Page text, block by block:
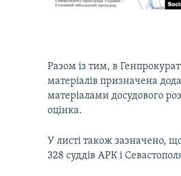
Разом із тим, в
матеріалів призначена
матеріалами досудового
оцінка.
У листі також зазначено,
328 суддів АРК і